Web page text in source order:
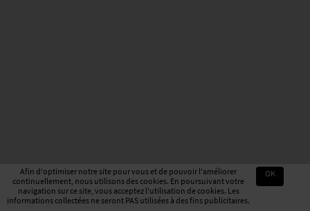
Afin d'optimiser notre site pour vous et de pouvoir l'améliorer
continuellement, nous utilisons des cookies. En poursuivant votre
navigation sur ce site, vous acceptez l'utilisation de cookies. Les
informations collectées ne seront PAS utilisées à des fins publicitaires.
OK